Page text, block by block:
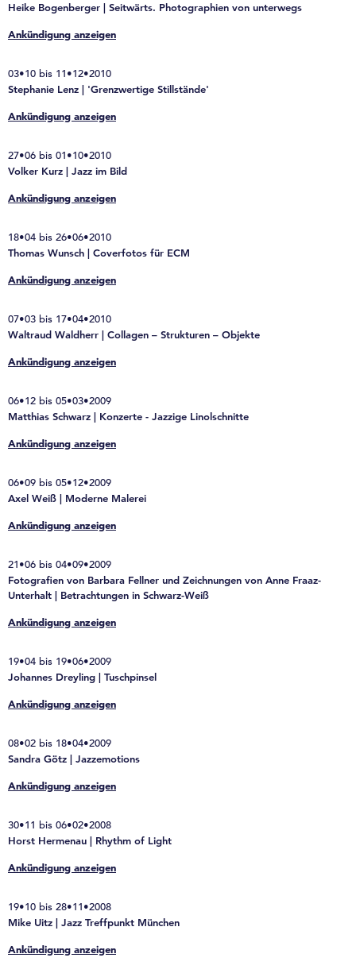
Heike Bogenberger | Seitwärts. Photographien von unterwegs
Ankündigung anzeigen
03•10 bis 11•12•2010
Stephanie Lenz | 'Grenzwertige Stillstände'
Ankündigung anzeigen
27•06 bis 01•10•2010
Volker Kurz | Jazz im Bild
Ankündigung anzeigen
18•04 bis 26•06•2010
Thomas Wunsch | Coverfotos für ECM
Ankündigung anzeigen
07•03 bis 17•04•2010
Waltraud Waldherr | Collagen – Strukturen – Objekte
Ankündigung anzeigen
06•12 bis 05•03•2009
Matthias Schwarz | Konzerte - Jazzige Linolschnitte
Ankündigung anzeigen
06•09 bis 05•12•2009
Axel Weiß | Moderne Malerei
Ankündigung anzeigen
21•06 bis 04•09•2009
Fotografien von Barbara Fellner und Zeichnungen von Anne Fraaz-
Unterhalt | Betrachtungen in Schwarz-Weiß
Ankündigung anzeigen
19•04 bis 19•06•2009
Johannes Dreyling | Tuschpinsel
Ankündigung anzeigen
08•02 bis 18•04•2009
Sandra Götz | Jazzemotions
Ankündigung anzeigen
30•11 bis 06•02•2008
Horst Hermenau | Rhythm of Light
Ankündigung anzeigen
19•10 bis 28•11•2008
Mike Uitz | Jazz Treffpunkt München
Ankündigung anzeigen